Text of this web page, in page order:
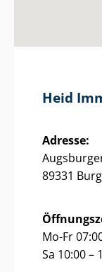
Heid
Adresse:
89331
Mo-Fr
Sa 10:00 –